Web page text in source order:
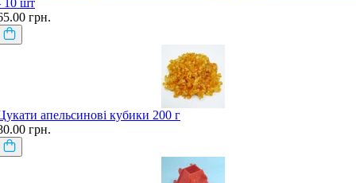
грн.
апельсинові кубики 200 г
грн.